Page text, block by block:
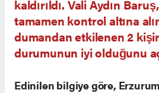
kaldırıldı. Vali Aydın
tamamen kontrol altına
dumandan etkilenen 2
durumunun iyi olduğunu
Edinilen bilgiye göre,